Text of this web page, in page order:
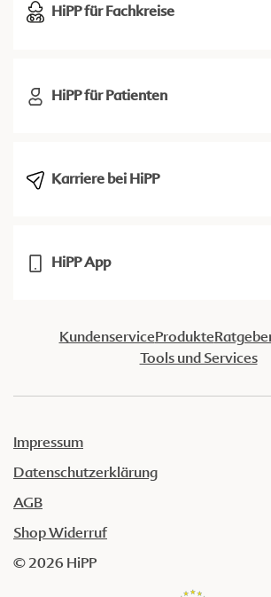
HiPP für Fachkreise
HiPP für Patienten
Karriere bei HiPP
HiPP App
KundenserviceProdukte
Tools und Services
Impressum
Datenschutzerklärung
AGB
Shop Widerruf
© 2026 HiPP